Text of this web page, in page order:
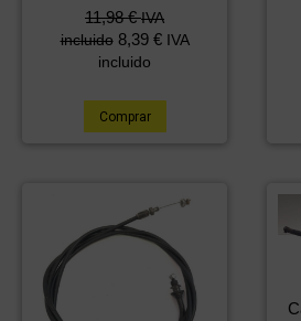
11,98€ IVA
incluido 8,39 € IVA
incluido
Comprar